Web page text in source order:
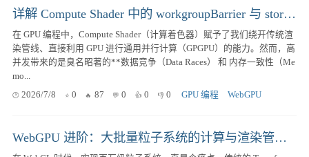
详解 Compute Shader 中的 workgroupBarrier 与 storageBarrier：从 GPU 硬件架构到复杂同步实战
在 GPU 编程中，Compute Shader（计算着色器）赋予了我们绕开传统渲
染管线、直接利用 GPU 进行通用并行计算（GPGPU）的能力。然而，高
并发带来的是臭名昭著的**数据竞争（Data Races） 和 内存一致性（Me
mo...
2026/7/8
0 87 0 0 0 GPU 编程 WebGPU
WebGPU 进阶：大批量粒子系统的计算与渲染管线极致优化指南